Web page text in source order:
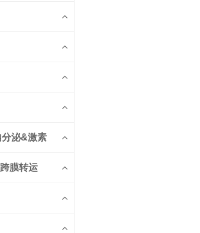
泌&激素
膜转运